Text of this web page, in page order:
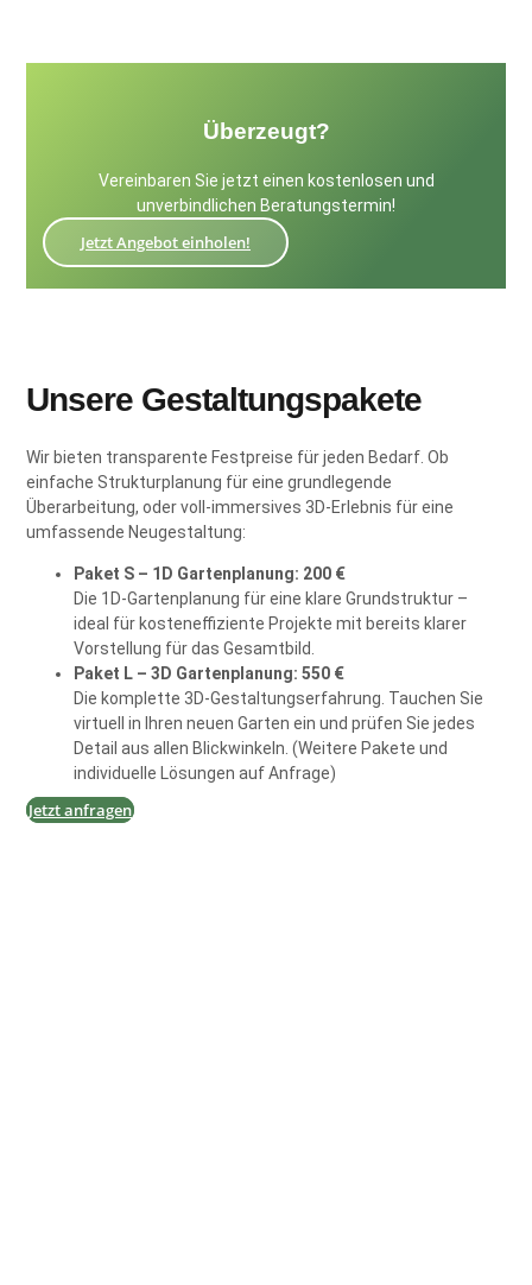
Überzeugt?
Vereinbaren Sie jetzt einen kostenlosen und
unverbindlichen Beratungstermin!
Jetzt Angebot einholen!
Unsere Gestaltungspakete
Wir bieten transparente Festpreise für jeden Bedarf. Ob
einfache Strukturplanung für eine grundlegende
Überarbeitung, oder voll-immersives 3D-Erlebnis für eine
umfassende Neugestaltung:
Paket S – 1D Gartenplanung: 200 €
Die 1D-Gartenplanung für eine klare Grundstruktur –
ideal für kosteneffiziente Projekte mit bereits klarer
Vorstellung für das Gesamtbild.
Paket L – 3D Gartenplanung: 550 €
Die komplette 3D-Gestaltungserfahrung. Tauchen Sie
virtuell in Ihren neuen Garten ein und prüfen Sie jedes
Detail aus allen Blickwinkeln. (Weitere Pakete und
individuelle Lösungen auf Anfrage)
Jetzt anfragen